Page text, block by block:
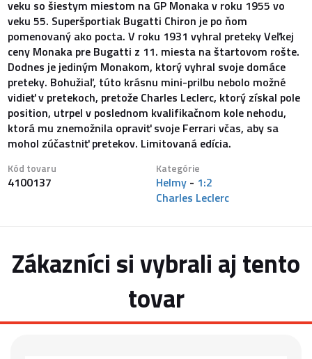
veku so šiestym miestom na GP Monaka v roku 1955 vo
veku 55. Superšportiak Bugatti Chiron je po ňom
pomenovaný ako pocta. V roku 1931 vyhral preteky Veľkej
ceny Monaka pre Bugatti z 11. miesta na štartovom rošte.
Dodnes je jediným Monakom, ktorý vyhral svoje domáce
preteky. Bohužiaľ, túto krásnu mini-prilbu nebolo možné
vidieť v pretekoch, pretože Charles Leclerc, ktorý získal pole
position, utrpel v poslednom kvalifikačnom kole nehodu,
ktorá mu znemožnila opraviť svoje Ferrari včas, aby sa
mohol zúčastniť pretekov. Limitovaná edícia.
Kód tovaru
4100137
Kategórie
Helmy - 1:2
Charles Leclerc
Zákazníci si vybrali aj tento
tovar